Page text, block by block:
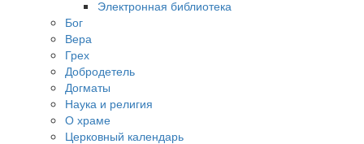
Электронная библиотека
Бог
Вера
Грех
Добродетель
Догматы
Наука и религия
О храме
Церковный календарь